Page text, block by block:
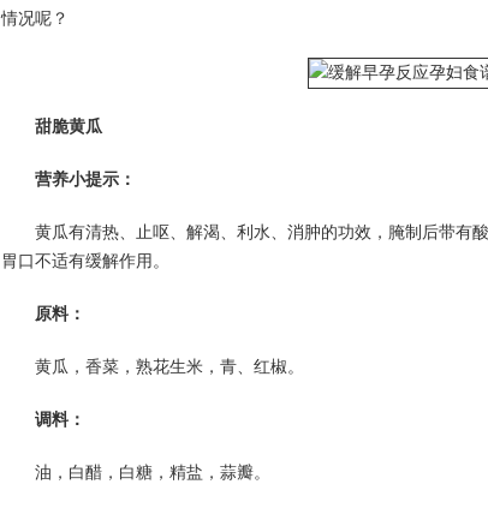
情况呢？
甜脆黄瓜
营养小提示：
黄瓜有清热、止呕、解渴、利水、消肿的功效，腌制后带有
胃口不适有缓解作用。
原料：
黄瓜，香菜，熟花生米，青、红椒。
调料：
油，白醋，白糖，精盐，蒜瓣。